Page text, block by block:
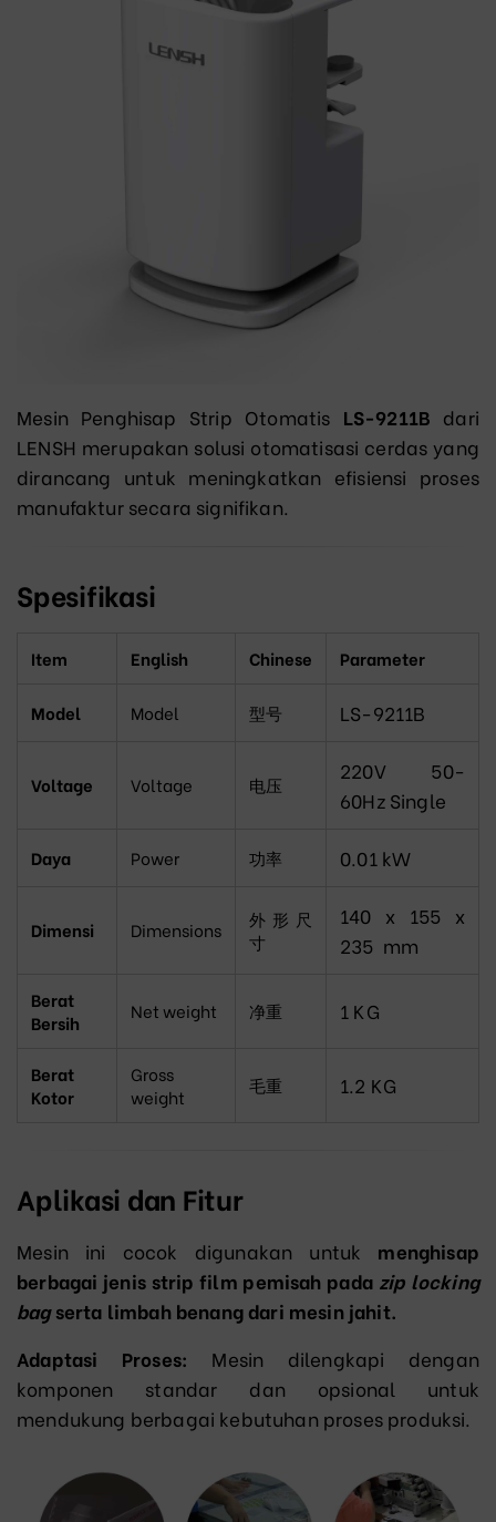
Mesin Penghisap Strip Otomatis LS-9211B dari
LENSH merupakan solusi otomatisasi cerdas yang
dirancang untuk meningkatkan efisiensi proses
manufaktur secara signifikan.
Spesifikasi
Item English Chinese Parameter
Model Model 型号 LS-9211B
Voltage Voltage 电压 220V 50-
60Hz Single
Daya Power 功率 0.01 kW
Dimensi Dimensions
外形尺
寸
140 x 155 x
235 mm
Berat
Bersih
Net weight 净重 1 KG
Berat
Kotor
Gross
weight
毛重 1.2 KG
Aplikasi dan Fitur
Mesin ini cocok digunakan untuk menghisap
berbagai jenis strip film pemisah pada zip locking
bagserta limbah benang dari mesin jahit.
Adaptasi Proses: Mesin dilengkapi dengan
komponen standar dan opsional untuk
mendukung berbagai kebutuhan proses produksi.